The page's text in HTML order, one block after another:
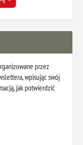
przez
wpisując swój
jak potwierdzić